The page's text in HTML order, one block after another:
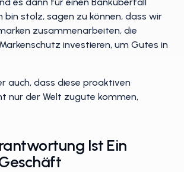
bin stolz, sagen zu können, dass wir
zusammenarbeiten, die
investieren, um Gutes in
auch, dass diese proaktiven
nur der Welt zugute kommen,
Ist Ein